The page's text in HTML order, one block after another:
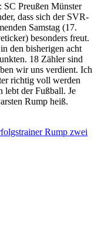
SC Preußen Münster
dass sich der SVR-
Samstag (17.
besonders freut.
den bisherigen acht
18 Zähler sind
wir uns verdient. Ich
richtig voll werden
lebt der Fußball. Je
Rump heiß.
Rump zwei